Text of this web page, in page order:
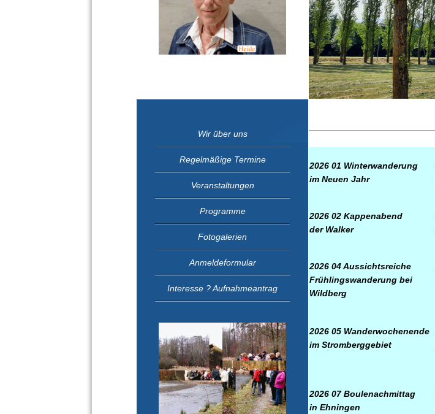
Wir über uns
Regelmäßige Termine
Veranstaltungen
Programme
Fotogalerien
Anmeldeformular
Interesse ? Aufnahmeantrag
2026 01 Winterwanderung
im Neuen Jahr
2026 02 Kappenabend
der Walker
2026 04Aussichtsreiche
Frühlingswanderung bei
Wildberg
2026 05 Wanderwochenende
im Stromberggebiet
2026 07 Boulenachmittag
in Ehningen